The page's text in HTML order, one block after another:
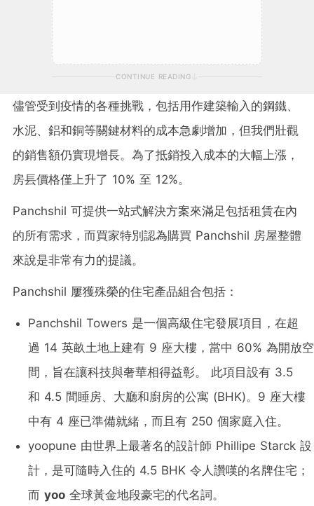
CONTINUE READING
儘管受到疫情的各種挑戰，包括用作建築輸入的鋼鐵、
水泥、鋁和銅等關鍵材料的成本急劇增加，但我們壯觀
的銷售額仍實現增長。為了抵銷投入成本的大幅上漲，
房镸價格僅上升了 10% 至 12%。
Panchshil 可提供一站式解決方案來滿足包括租賃在內
的所有需求，而買家特別認為購買 Panchshil 房屋整體
來說是非常有力的提議。
Panchshil 屢獲殊榮的住宅產品組合包括：
Panchshil Towers 是一個高級住宅發展項目，在超
過 14 英畝土地上建有 9 座大樓，當中 60% 為開放空
間，旨在讓科技與奢華相得益彰。 此項目設有 3.5
和 4.5 間睡房、大廳和廚房的公寓 (BHK)。9 座大樓
中有 4 座已準備就緒，而且有 250 個家庭入住。
yoopune 由世界上最著名的設計師 Phillipe Starck 設
計，是可隨時入住的 4.5 BHK 令人讚嘆的名牌住宅；
而 yoo 全球黃金地段豪宅的代名詞。